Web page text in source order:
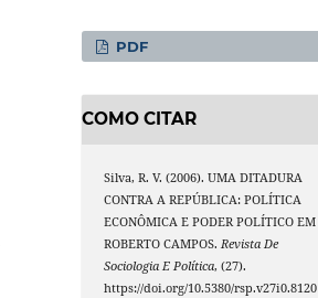
PDF
COMO CITAR
Silva, R. V. (2006). UMA DITADURA
CONTRA A REPÚBLICA: POLÍTICA
ECONÔMICA E PODER POLÍTICO EM
ROBERTO CAMPOS.Revista De
Sociologia E Política, (27).
https://doi.org/10.5380/rsp.v27i0.8120